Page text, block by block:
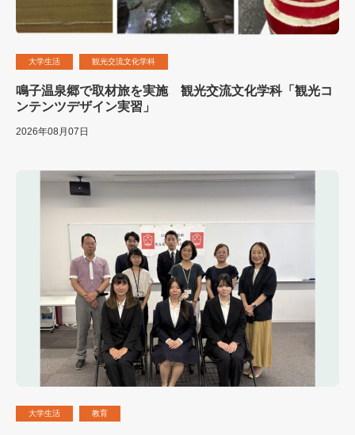
大学生活 観光交流文化学科
鳴子温泉郷で取材旅を実施 観光交流文化学科「観光コ
ンテンツデザイン実習」
2026年08月07日
大学生活 教育